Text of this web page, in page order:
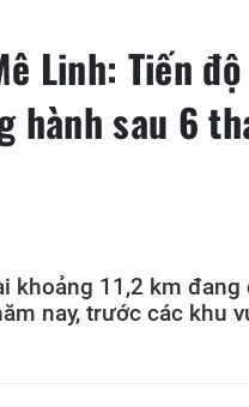
Linh: Tiến độ
hành sau 6
khoảng 11,2 km đang
nay, trước các khu